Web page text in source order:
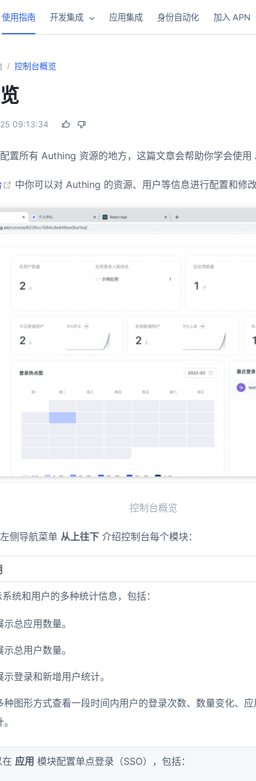
使用指南 开发集成 应用集成 身份自动化 加入 APN
/ 控制台概览
09:13:34
置所有 Authing 资源的地方，这篇文章会帮助你学会使用
(opens new window)
中你可以对 Authing 的资源、用户等信息进行配置和修改
控制台概览
侧导航菜单 从上往下 介绍控制台每个模块：
统和用户的多种统计信息，包括：
示总应用数量。
示总用户数量。
示登录和新增用户统计。
种图形方式查看一段时间内用户的登录次数、数量变化、
应用 模块配置单点登录（SSO），包括：